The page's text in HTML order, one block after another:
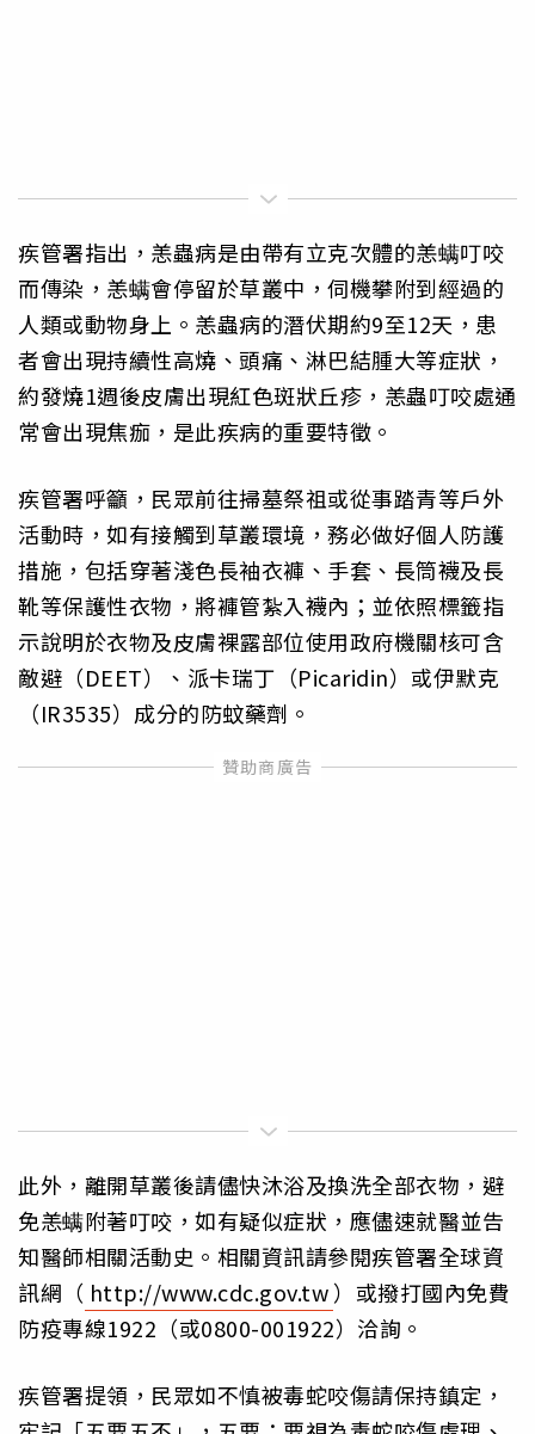
疾管署指出，恙蟲病是由帶有立克次體的恙螨叮咬
而傳染，恙螨會停留於草叢中，伺機攀附到經過的
人類或動物身上。恙蟲病的潛伏期約9至12天，患
者會出現持續性高燒、頭痛、淋巴結腫大等症狀，
約發燒1週後皮膚出現紅色斑狀丘疹，恙蟲叮咬處通
常會出現焦痂，是此疾病的重要特徵。
疾管署呼籲，民眾前往掃墓祭祖或從事踏青等戶外
活動時，如有接觸到草叢環境，務必做好個人防護
措施，包括穿著淺色長袖衣褲、手套、長筒襪及長
靴等保護性衣物，將褲管紮入襪內；並依照標籤指
示說明於衣物及皮膚裸露部位使用政府機關核可含
敵避（DEET）、派卡瑞丁（Picaridin）或伊默克
（IR3535）成分的防蚊藥劑。
此外，離開草叢後請儘快沐浴及換洗全部衣物，避
免恙螨附著叮咬，如有疑似症狀，應儘速就醫並告
知醫師相關活動史。相關資訊請參閱疾管署全球資
訊網（ http://www.cdc.gov.tw）或撥打國內免費
防疫專線1922（或0800-001922）洽詢。
疾管署提領，民眾如不慎被毒蛇咬傷請保持鎮定，